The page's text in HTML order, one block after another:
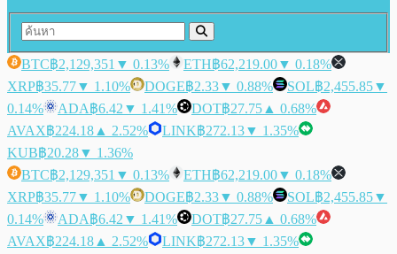
BTC฿2,129,351 ▼ 0.13% ETH฿62,219.00▼ 0.18%
XRP฿35.77▼ 1.10% DOGE฿2.33▼ 0.88% SOL฿2,455.85▼
0.14%
ADA฿6.42 ▼ 1.41% DOT฿27.75 ▲ 0.68%
AVAX฿224.18 ▲ 2.52% LINK฿272.13▼ 1.35%
KUB฿20.28▼ 1.36%
BTC฿2,129,351 ▼ 0.13% ETH฿62,219.00▼ 0.18%
XRP฿35.77▼ 1.10% DOGE฿2.33▼ 0.88% SOL฿2,455.85▼
0.14%
ADA฿6.42 ▼ 1.41% DOT฿27.75 ▲ 0.68%
AVAX฿224.18 ▲ 2.52% LINK฿272.13▼ 1.35%